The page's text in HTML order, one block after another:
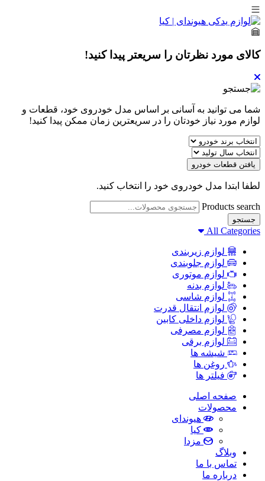
کالای مورد نظرتان را سریعتر پیدا کنید!
شما می توانید به آسانی بر اساس مدل خودروی خود، قطعات و
لوازم مورد نیاز خودتان را در سریعترین زمان ممکن پیدا کنید!
یافتن قطعات خودرو
لطفا ابتدا مدل خودروی خود را انتخاب کنید.
Products search
جستجو
All Categories
لوازم زیربندی
لوازم جلوبندی
لوازم موتوری
لوازم بدنه
لوازم شاسی
لوازم انتقال قدرت
لوازم داخلی کابین
لوازم مصرفی
لوازم برقی
شیشه ها
روغن ها
فیلتر ها
صفحه اصلی
محصولات
هیوندای
کیا
مزدا
وبلاگ
تماس با ما
درباره ما